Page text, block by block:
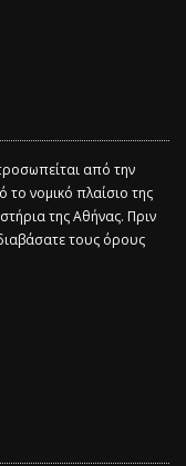
από την
το νομικό πλαίσιο της
της Αθήνας. Πριν
τους όρους